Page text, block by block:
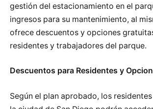
gestión del estacionamiento en el
ingresos para su mantenimiento, al
ofrece descuentos y opciones
residentes y trabajadores del parque.
Descuentos para Residentes y
Según el plan aprobado, los